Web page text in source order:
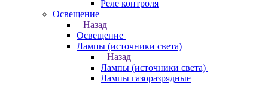
Реле контроля
Освещение
Назад
Освещение
Лампы (источники света)
Назад
Лампы (источники света)
Лампы газоразрядные